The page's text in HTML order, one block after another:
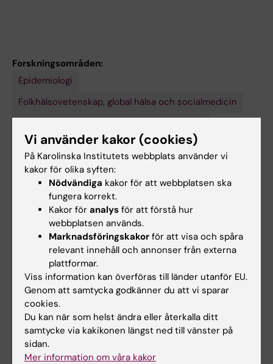
Forskningsområden:
Epidemiologi
Folkhälsovetenskap, global hälsa och socialmedicin
Forskningsämnen:
Epidemiologi
Tvillingstudie [Publikationstyp]
Tvillingstudier som ämne
Innehållsgranskare:
Paul Lichtenstein
Gunilla Sonnebring
Sidan uppdaterad:2026-07-30
Dela
Vi använder kakor (cookies)
På Karolinska Institutets webbplats använder vi
kakor för olika syften:
Nödvändiga kakor för att webbplatsen ska
fungera korrekt.
Kakor för analys för att förstå hur
webbplatsen används.
Marknadsföringskakor för att visa och spåra
relevant innehåll och annonser från externa
plattformar.
Viss information kan överföras till länder utanför EU.
Genom att samtycka godkänner du att vi sparar
cookies.
Du kan när som helst ändra eller återkalla ditt
samtycke via kakikonen längst ned till vänster på
sidan.
Mer information om våra kakor